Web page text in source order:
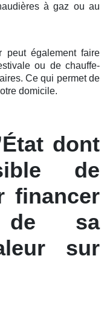
à gaz ou au
peut également faire
ou de chauffe-
Ce qui permet de
domicile.
dont
de
financer
de sa
sur